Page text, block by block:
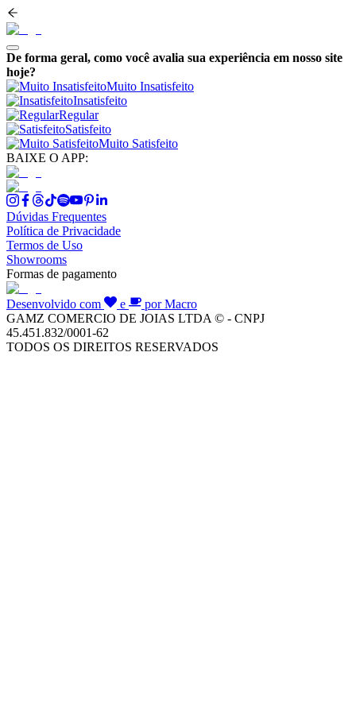
De forma geral, como você avalia sua experiência em nosso site
hoje?
Muito Insatisfeito
Insatisfeito
Regular
Satisfeito
Muito Satisfeito
BAIXE O APP:
Dúvidas Frequentes
Política de Privacidade
Termos de Uso
Showrooms
Formas de pagamento
Desenvolvido com e
por Macro
GAMZ COMERCIO DE JOIAS LTDA © - CNPJ
45.451.832/0001-62
TODOS OS DIREITOS RESERVADOS